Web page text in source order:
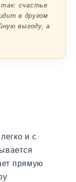
счастье
в другом
выгоду, а
и с
прямую